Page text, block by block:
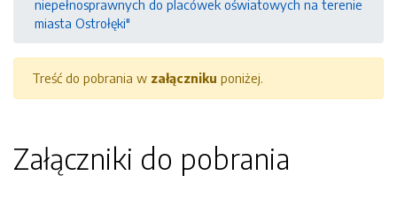
niepełnosprawnych do placówek oświatowych na terenie
miasta Ostrołęki"
Treść do pobrania w załączniku poniżej.
Załączniki do pobrania